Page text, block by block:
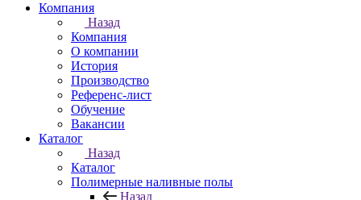
Компания
Назад
Компания
О компании
История
Производство
Референс-лист
Обучение
Вакансии
Каталог
Назад
Каталог
Полимерные наливные полы
Назад